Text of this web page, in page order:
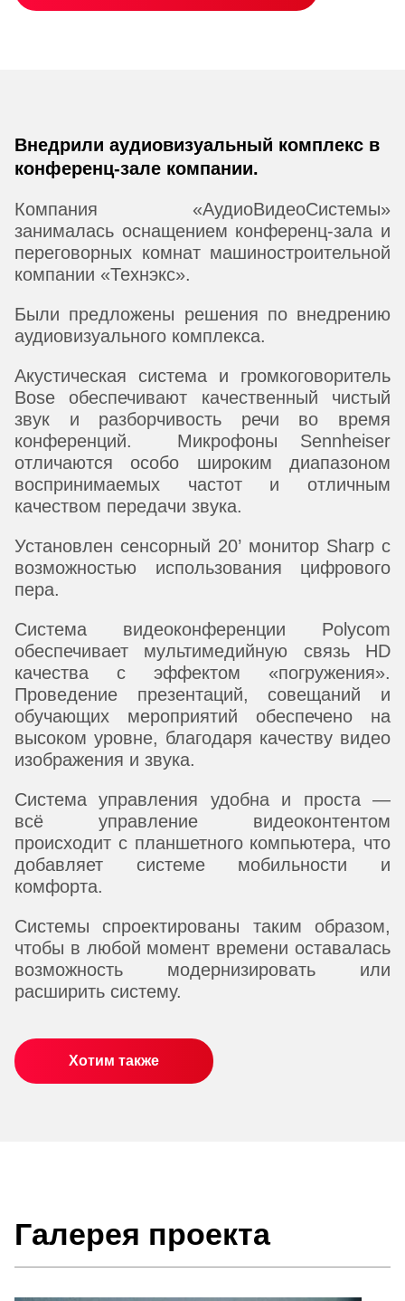
Внедрили аудиовизуальный комплекс в
конференц-зале компании.
Компания «АудиоВидеоСистемы»
занималась оснащением конференц-зала и
переговорных комнат машиностроительной
компании «Технэкс».
Были предложены решения по внедрению
аудиовизуального комплекса.
Акустическая система и громкоговоритель
Bose обеспечивают качественный чистый
звук и разборчивость речи во время
конференций. Микрофоны Sennheiser
отличаются особо широким диапазоном
воспринимаемых частот и отличным
качеством передачи звука.
Установлен сенсорный 20’ монитор Sharp с
возможностью использования цифрового
пера.
Система видеоконференции Polycom
обеспечивает мультимедийную связь HD
качества с эффектом «погружения».
Проведение презентаций, совещаний и
обучающих мероприятий обеспечено на
высоком уровне, благодаря качеству видео
изображения и звука.
Система управления удобна и проста —
всё управление видеоконтентом
происходит с планшетного компьютера, что
добавляет системе мобильности и
комфорта.
Системы спроектированы таким образом,
чтобы в любой момент времени оставалась
возможность модернизировать или
расширить систему.
Хотим также
Галерея проекта